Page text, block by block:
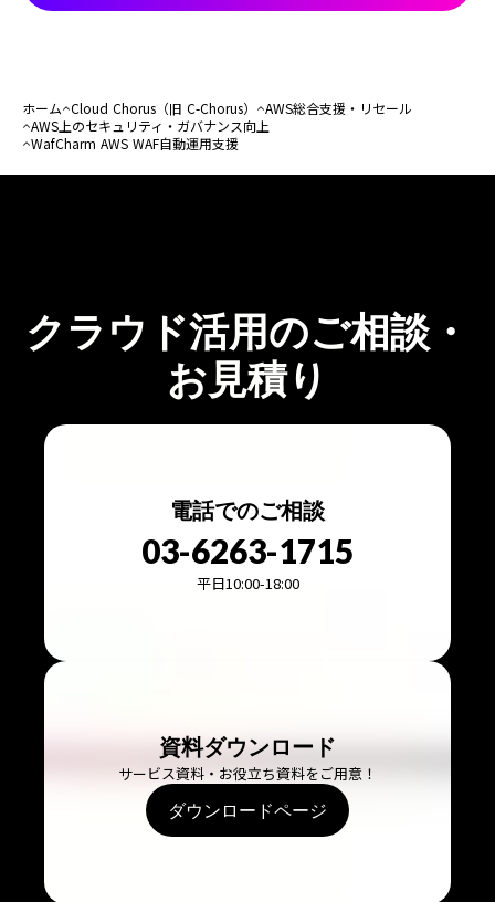
ホーム Cloud Chorus（旧 C-Chorus）
AWS総合支援・リセール
AWS上のセキュリティ・ガバナンス向上
WafCharm AWS WAF自動運用支援
クラウド活用のご相談・
お見積り
電話でのご相談
03-6263-1715
平日10:00-18:00
資料ダウンロード
サービス資料・お役立ち資料をご用意！
ダウンロードページ